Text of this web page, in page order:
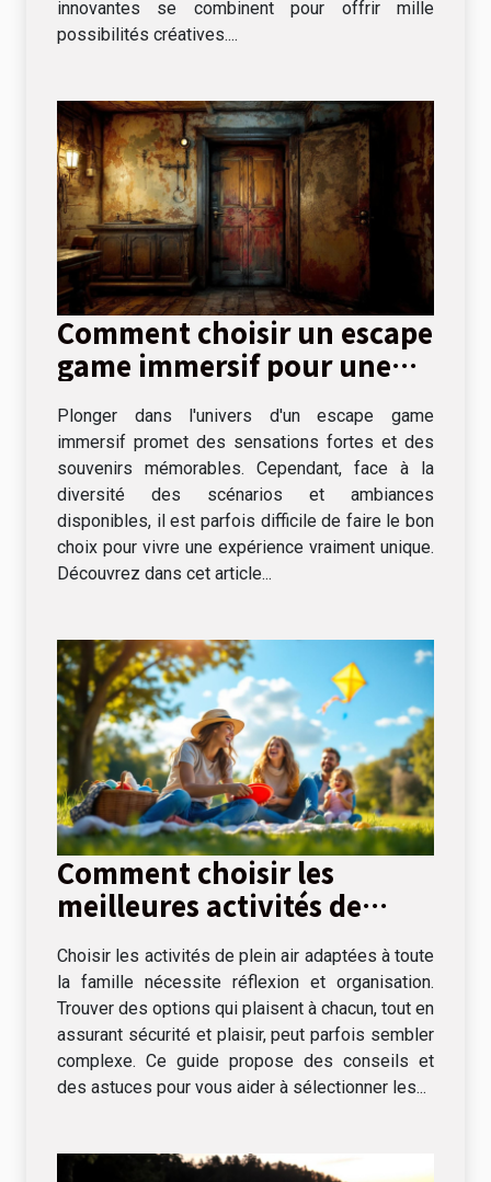
innovantes se combinent pour offrir mille
possibilités créatives....
Comment choisir un escape
game immersif pour une
expérience unique
Plonger dans l'univers d'un escape game
immersif promet des sensations fortes et des
souvenirs mémorables. Cependant, face à la
diversité des scénarios et ambiances
disponibles, il est parfois difficile de faire le bon
choix pour vivre une expérience vraiment unique.
Découvrez dans cet article...
Comment choisir les
meilleures activités de
famille
Choisir les activités de plein air adaptées à toute
la famille nécessite réflexion et organisation.
Trouver des options qui plaisent à chacun, tout en
assurant sécurité et plaisir, peut parfois sembler
complexe. Ce guide propose des conseils et
des astuces pour vous aider à sélectionner les...